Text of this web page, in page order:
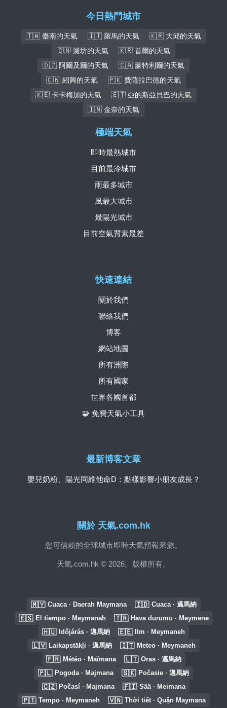
今日熱門城市
🇹🇼 臺南的天氣 🇮🇹 羅馬的天氣
🇰🇷 大邱的天氣
🇨🇳 濰坊的天氣
🇰🇷 首爾的天氣
🇩🇿 阿爾及爾的天氣
🇨🇦 蒙特利爾的天氣
🇨🇳 紹興的天氣
🇵🇰 費薩拉巴德的天氣
🇰🇪 卡卡梅加的天氣
🇪🇹 亞的斯亞貝巴的天氣
🇮🇳 金奈的天氣
關於 天氣.com.hk
您可信賴的全球城市即時天氣預報來源。
天氣.com.hk © 2026。版權所有。
快速連結
關於我們
聯絡我們
博客
網站地圖
所有洲際
所有國家
世界各國首都
🧩 免費天氣小工具
極端天氣
即時最熱城市
目前最冷城市
雨最多城市
風最大城市
最陽光城市
目前空氣質素最差
最新博客文章
嬰兒奶粉、陽光同維他命D：點樣影響小朋友成長？
🇲🇾 Cuaca · Daerah Maymana 🇮🇩 Cuaca · 邁馬納
🇪🇸 El tiempo · Maymanah 🇹🇷 Hava durumu · Meymene
🇭🇺 Időjárás · 邁馬納 🇪🇪 Ilm · Meymaneh
🇱🇻 Laikapstākļi · 邁馬納 🇮🇹 Meteo · Meymaneh
🇫🇷 Météo · Maïmana 🇱🇹 Oras · 邁馬納
🇵🇱 Pogoda · Majmana 🇸🇰 Počasie · 邁馬納
🇨🇿 Počasí · Majmana 🇫🇮 Sää · Meimana
🇵🇹 Tempo · Meymaneh 🇻🇳 Thời tiết · Quận Maymana